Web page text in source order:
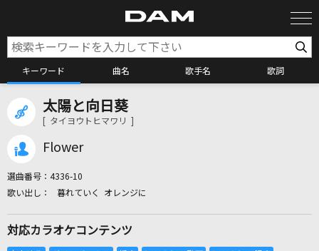
キーワード 曲名 歌手名 歌詞
カラオケ検索
太陽と向日葵
[ タイヨウトヒマワリ ]
Flower
選曲番号： 4336-10
暮れていく オレンジに
対応カラオケコンテンツ